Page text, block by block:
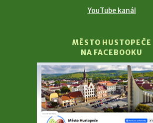
YouTube kanál
MĚSTO HUSTOPEČE
NA FACEBOOKU